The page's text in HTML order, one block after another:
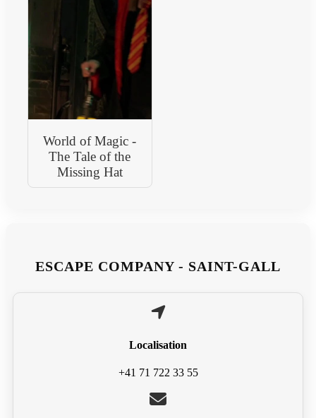
World of Magic -
The Tale of the
Missing Hat
ESCAPE COMPANY - SAINT-GALL
Localisation
+41 71 722 33 55